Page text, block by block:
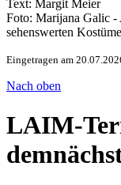
Text: Margit Meier
Foto: Marijana Galic -
sehenswerten
Eingetragen am
Nach oben
LAIM-